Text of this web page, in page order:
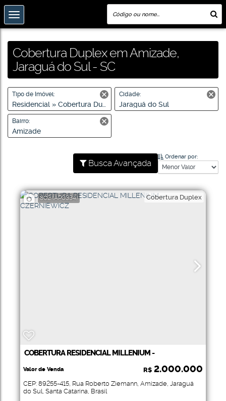
Cobertura Duplex em Amizade,
Jaraguá do Sul - SC
Tipo de Imóvel:
Residencial » Cobertura Duplex
Cidade:
Jaraguá do Sul
Bairro:
Amizade
Busca Avançada
Ordenar por:
802 (AP0334) Cobertura Duplex
COBERTURA RESIDENCIAL MILLENIUM -
CZERNIEWICZ
R$ 2.000.000
Valor de Venda
CEP: 89255-415, Rua Roberto Ziemann, Amizade, Jaraguá
do Sul, Santa Catarina, Brasil